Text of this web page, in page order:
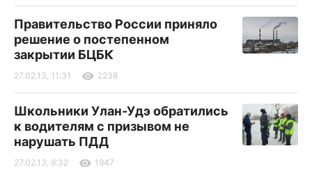
Правительство России приняло
решение о постепенном
закрытии БЦБК
27.02.13, 11:31 2238
Школьники Улан-Удэ обратились
к водителям с призывом не
нарушать ПДД
27.02.13, 9:32 1947